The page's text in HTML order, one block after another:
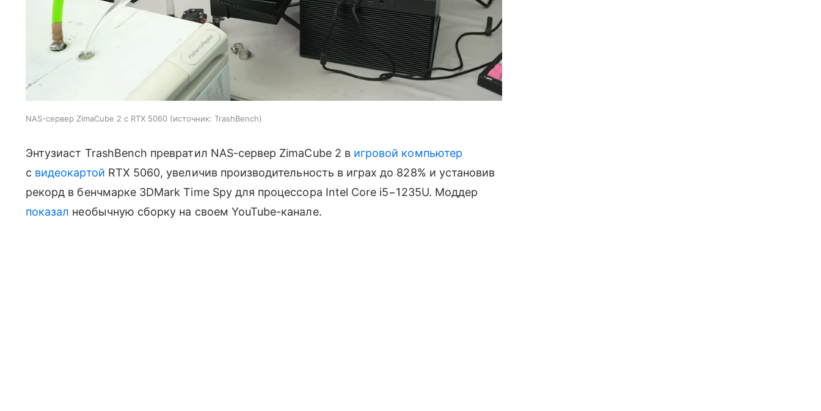
NAS-сервер ZimaCube 2 с RTX 5060 источник: TrashBench
Энтузиаст TrashBench превратил NAS-сервер ZimaCube 2 в игровой компьютер
с видеокартой RTX 5060, увеличив производительность в играх до 828% и установив
рекорд в бенчмарке 3DMark Time Spy для процессора Intel Core i5−1235U. Моддер
показал необычную сборку на своем YouTube-канале.